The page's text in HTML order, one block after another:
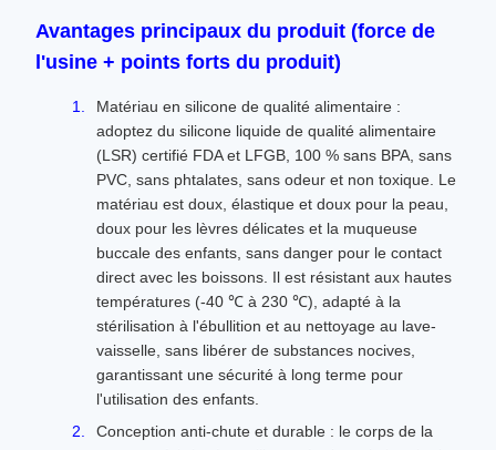
Avantages principaux du produit (force de
l'usine + points forts du produit)
Matériau en silicone de qualité alimentaire :
adoptez du silicone liquide de qualité alimentaire
(LSR) certifié FDA et LFGB, 100 % sans BPA, sans
PVC, sans phtalates, sans odeur et non toxique. Le
matériau est doux, élastique et doux pour la peau,
doux pour les lèvres délicates et la muqueuse
buccale des enfants, sans danger pour le contact
direct avec les boissons. Il est résistant aux hautes
températures (-40 ℃ à 230 ℃), adapté à la
stérilisation à l'ébullition et au nettoyage au lave-
vaisselle, sans libérer de substances nocives,
garantissant une sécurité à long terme pour
l'utilisation des enfants.
Conception anti-chute et durable : le corps de la